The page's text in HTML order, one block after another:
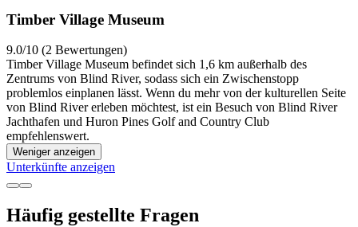
Timber Village Museum
9.0/10 (2 Bewertungen)
Timber Village Museum befindet sich 1,6 km außerhalb des
Zentrums von Blind River, sodass sich ein Zwischenstopp
problemlos einplanen lässt. Wenn du mehr von der kulturellen Seite
von Blind River erleben möchtest, ist ein Besuch von Blind River
Jachthafen und Huron Pines Golf and Country Club
empfehlenswert.
Weniger anzeigen
Unterkünfte anzeigen
Häufig gestellte Fragen